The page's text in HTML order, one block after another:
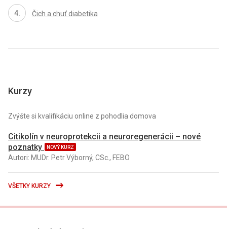
Čich a chuť diabetika
Kurzy
Zvýšte si kvalifikáciu online z pohodlia domova
Citikolín v neuroprotekcii a neuroregenerácii – nové
poznatky
NOVÝ KURZ
Autori: MUDr. Petr Výborný, CSc., FEBO
VŠETKY KURZY